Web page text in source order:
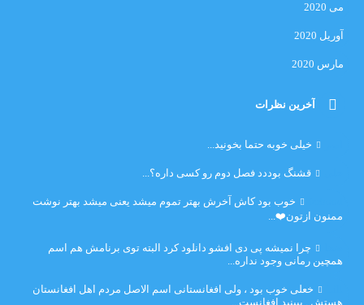
می 2020
آوریل 2020
مارس 2020
آخرین نظرات
خیلی خوبه حتما بخونید...
قشنگ بوددد فصل دوم رو کسی داره؟...
خوب بود کاش آخرش بهتر تموم میشد یعنی میشد بهتر نوشت
ممنون ازتون❤️...
چرا نمیشه پی دی افشو دانلود کرد البته توی برنامش هم اسم
همچین رمانی وجود نداره...
خعلی خوب بود ، ولی افغانستانی اسم الاصل مردم اهل افغانستان
هستش . ببینید افغانست...